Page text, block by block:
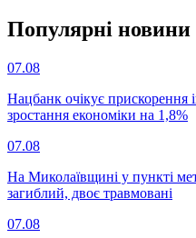
Популярнi новини
07.08
Нацбанк очікує прискорення
зростання економіки на 1,8%
07.08
На Миколаївщині у пункті
загиблий, двоє травмовані
07.08